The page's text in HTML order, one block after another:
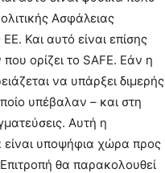
Ασφάλειας
Και αυτό είναι επίσης
ορίζει το SAFE. Εάν η
να υπάρξει διμερής
υπέβαλαν – και στη
Αυτή η
είναι υποψήφια χώρα προς
θα παρακολουθεί